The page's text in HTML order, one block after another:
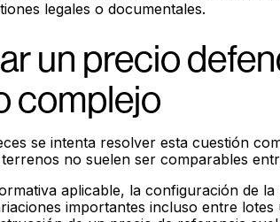
legales o documentales.
un precio
complejo
se intenta resolver esta cuestión
no suelen ser comparables
aplicable, la configuración de
importantes incluso entre lotes